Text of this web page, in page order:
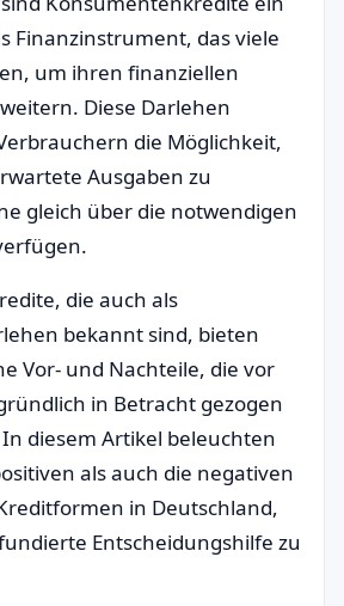
Finanzinstrument, das viele
um ihren finanziellen
Diese Darlehen
die Möglichkeit,
Ausgaben zu
gleich über die notwendigen
die auch als
bekannt sind, bieten
Vor- und Nachteile, die vor
in Betracht gezogen
diesem Artikel beleuchten
als auch die negativen
in Deutschland,
Entscheidungshilfe zu